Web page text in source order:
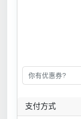
支付方式